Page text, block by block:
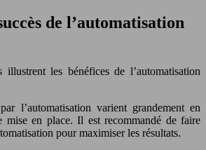
de l’automatisation
illustrent les bénéfices de l’automatisation
l’automatisation varient grandement en
mise en place. Il est recommandé de faire
pour maximiser les résultats.